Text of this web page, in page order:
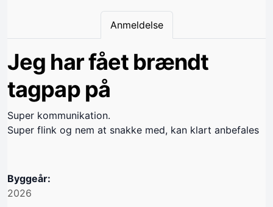
Anmeldelse
Jeg har fået brændt
tagpap på
Super kommunikation.
Super flink og nem at snakke med, kan klart anbefales
Byggeår:
2026